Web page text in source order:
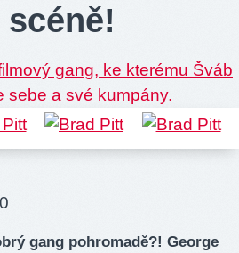
gang pohromadě?! George